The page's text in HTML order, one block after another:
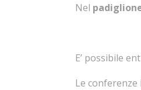
Nel
E’ possibile
Le conferenze